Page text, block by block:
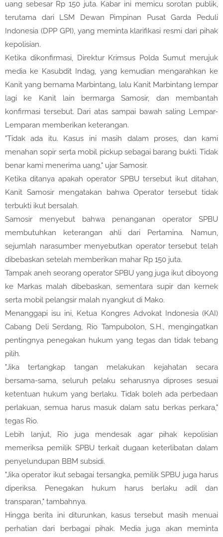
uang sebesar Rp 150 juta. Kabar ini memicu sorotan publik,
terutama dari LSM Dewan Pimpinan Pusat Garda Peduli
Indonesia (DPP GPI), yang meminta klarifikasi resmi dari pihak
kepolisian.
Ketika dikonfirmasi, Direktur Krimsus Polda Sumut merujuk
media ke Kasubdit Indag, yang kemudian mengarahkan ke
Kanit yang bernama Marbintang, lalu Kanit Marbintang lempar
lagi ke Kanit lain bermarga Samosir, dan membantah
konfirmasi tersebut. Dari atas sampai bawah saling Lempar-
Lemparan memberikan keterangan.
"Tidak ada itu. Kasus ini masih dalam proses, dan kami
menahan sopir serta mobil pickup sebagai barang bukti. Tidak
benar kami menerima uang," ujar Samosir.
Ketika ditanya apakah operator SPBU tersebut ikut ditahan,
Kanit Samosir mengatakan bahwa Operator tersebut tidak
terbukti ikut bersalah.
Samosir menyebut bahwa penanganan operator SPBU
membutuhkan keterangan ahli dari Pertamina. Namun,
sejumlah narasumber menyebutkan operator tersebut telah
dibebaskan setelah memberikan mahar Rp 150 juta.
Tampak aneh seorang operator SPBU yang juga ikut diboyong
ke Markas malah dibebaskan, sementara supir dan kernek
serta mobil pelangsir malah nyangkut di Mako.
Menanggapi isu ini, Ketua Kongres Advokat Indonesia (KAI)
Cabang Deli Serdang, Rio Tampubolon, S.H., mengingatkan
pentingnya penegakan hukum yang tegas dan tidak tebang
pilih.
"Jika tertangkap tangan melakukan kejahatan secara
bersama-sama, seluruh pelaku seharusnya diproses sesuai
ketentuan hukum yang berlaku. Tidak boleh ada perbedaan
perlakuan, semua harus masuk dalam satu berkas perkara,"
tegas Rio.
Lebih lanjut, Rio juga mendesak agar pihak kepolisian
memeriksa pemilik SPBU terkait dugaan keterlibatan dalam
penyelundupan BBM subsidi.
"Jika operator ikut sebagai tersangka, pemilik SPBU juga harus
diperiksa. Penegakan hukum harus berlaku adil dan
transparan," tambahnya.
Hingga berita ini diturunkan, kasus tersebut masih menuai
perhatian dari berbagai pihak. Media juga akan meminta